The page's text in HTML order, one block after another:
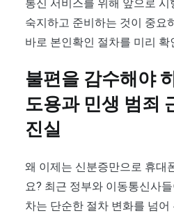
통신 서비스를 위해 앞으로
숙지하고 준비하는 것이 중요
바로 본인확인 절차를 미리 확
불편을 감수해야
도용과 민생 범죄
진실
왜 이제는 신분증만으로 휴대
요? 최근 정부와 이동통신사
차는 단순한 절차 변화를 넘